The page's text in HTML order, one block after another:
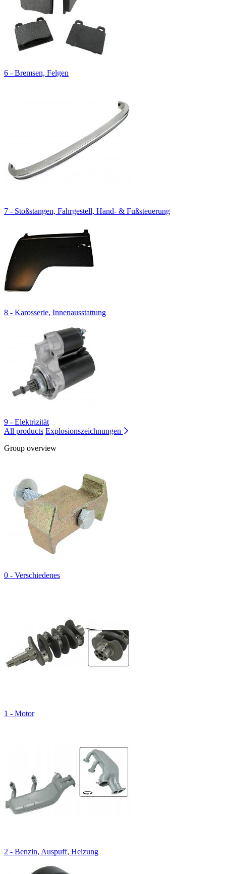
6 - Bremsen, Felgen
7 - Stoßstangen, Fahrgestell, Hand- & Fußsteuerung
8 - Karosserie, Innenausstattung
9 - Elektrizität
All products Explosionszeichnungen
Group overview
0 - Verschiedenes
1 - Motor
2 - Benzin, Auspuff, Heizung